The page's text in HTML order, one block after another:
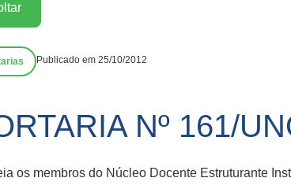
Publicado em 25/10/2012
Nº 161/
os membros do Núcleo Docente Estruturante